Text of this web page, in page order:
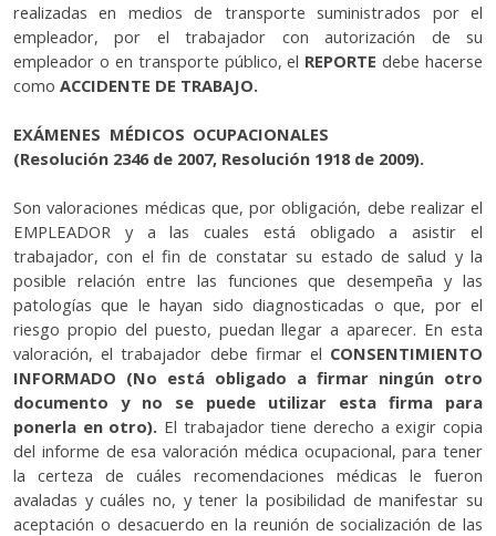
realizadas en medios de transporte suministrados por el
empleador, por el trabajador con autorización de su
empleador o en transporte público, el REPORTE debe hacerse
como ACCIDENTE DE TRABAJO.
EXÁMENES MÉDICOS OCUPACIONALES
(Resolución 2346 de 2007, Resolución 1918 de 2009).
Son valoraciones médicas que, por obligación, debe realizar el
EMPLEADOR y a las cuales está obligado a asistir el
trabajador, con el fin de constatar su estado de salud y la
posible relación entre las funciones que desempeña y las
patologías que le hayan sido diagnosticadas o que, por el
riesgo propio del puesto, puedan llegar a aparecer. En esta
valoración, el trabajador debe firmar el CONSENTIMIENTO
INFORMADO (No está obligado a firmar ningún otro
documento y no se puede utilizar esta firma para
ponerla en otro). El trabajador tiene derecho a exigir copia
del informe de esa valoración médica ocupacional, para tener
la certeza de cuáles recomendaciones médicas le fueron
avaladas y cuáles no, y tener la posibilidad de manifestar su
aceptación o desacuerdo en la reunión de socialización de las